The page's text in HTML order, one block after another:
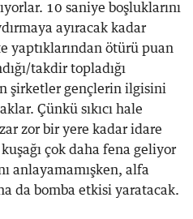
10 saniye boşluklarını
ayıracak kadar
yaptıklarından ötürü puan
takdir topladığı
şirketler gençlerin ilgisini
Çünkü sıkıcı hale
zor bir yere kadar idare
çok daha fena geliyor
anlayamamışken, alfa
da bomba etkisi yaratacak.